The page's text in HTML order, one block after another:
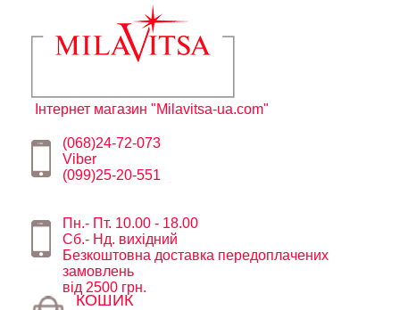
Інтернет магазин "Milavitsa-ua.com"
(068)24-72-073
Viber
(099)25-20-551
Пн.- Пт. 10.00 - 18.00
Сб.- Нд. вихідний
Безкоштовна доставка передоплачених
замовлень
від 2500 грн.
КОШИК